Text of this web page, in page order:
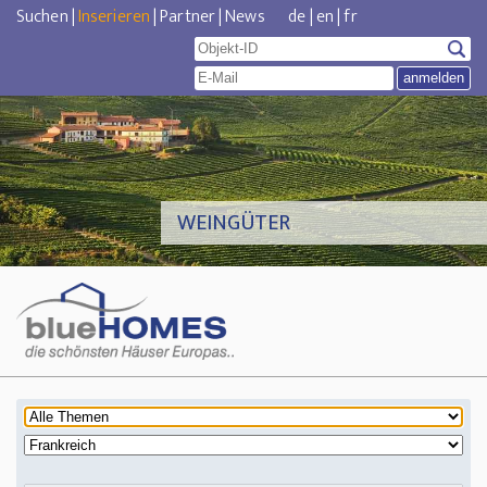
Suchen|Inserieren|Partner|News de|en|fr
WEINGÜTER